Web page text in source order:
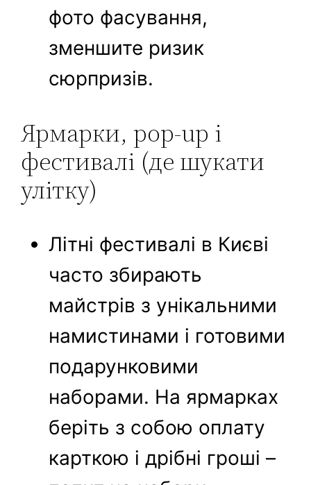
фото фасування,
зменшите ризик
сюрпризів.
Ярмарки, pop-up і
фестивалі (де шукати
улітку)
Літні фестивалі в Києві
часто збирають
майстрів з унікальними
намистинами і готовими
подарунковими
наборами. На ярмарках
беріть з собою оплату
карткою і дрібні гроші –